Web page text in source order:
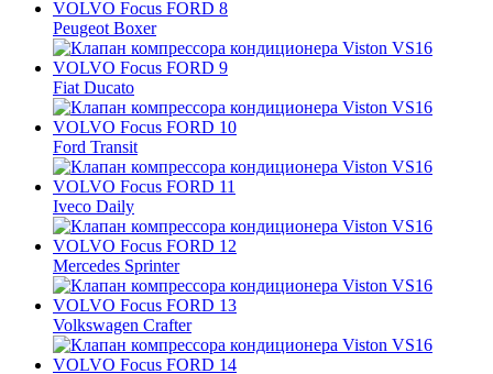
Peugeot Boxer
Fiat Ducato
Ford Transit
Iveco Daily
Mercedes Sprinter
Volkswagen Crafter